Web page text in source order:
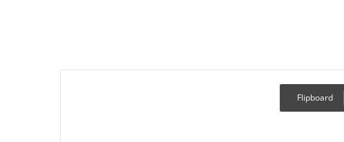
Flipboard